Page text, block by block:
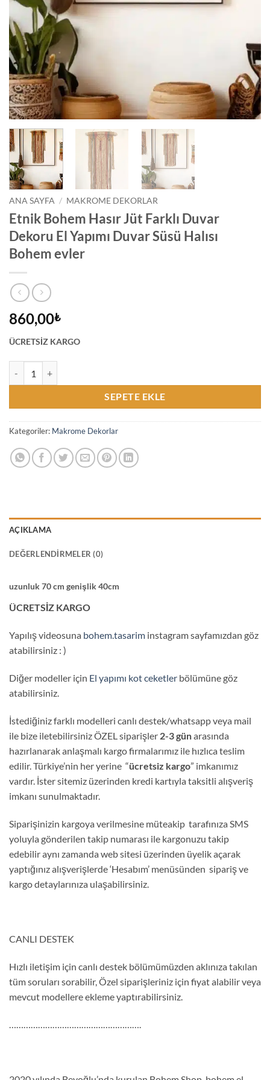
ANA SAYFA / MAKROME DEKORLAR
Etnik Bohem Hasır Jüt Farklı Duvar
Dekoru El Yapımı Duvar Süsü Halısı
Bohem evler
860,00₺
ÜCRETSİZ KARGO
SEPETE EKLE
Kategoriler: Makrome Dekorlar
AÇIKLAMA
DEĞERLENDIRMELER (0)
uzunluk 70 cm genişlik 40cm
ÜCRETSİZ KARGO
Yapılış videosuna bohem.tasarim instagram sayfamızdan göz
atabilirsiniz : )
Diğer modeller için El yapımı kot ceketler bölümüne göz
atabilirsiniz.
İstediğiniz farklı modelleri canlı destek/whatsapp veya mail
ile bize iletebilirsiniz ÖZEL siparişler 2-3 günarasında
hazırlanarak anlaşmalı kargo firmalarımız ile hızlıca teslim
edilir. Türkiye’nin her yerine “ücretsiz kargo” imkanımız
vardır. İster sitemiz üzerinden kredi kartıyla taksitli alışveriş
imkanı sunulmaktadır.
Siparişinizin kargoya verilmesine müteakip tarafınıza SMS
yoluyla gönderilen takip numarası ile kargonuzu takip
edebilir aynı zamanda web sitesi üzerinden üyelik açarak
yaptığınız alışverişlerde ‘Hesabım’ menüsünden sipariş ve
kargo detaylarınıza ulaşabilirsiniz.
CANLI DESTEK
Hızlı iletişim için canlı destek bölümümüzden aklınıza takılan
tüm soruları sorabilir, Özel siparişleriniz için fiyat alabilir veya
mevcut modellere ekleme yaptırabilirsiniz.